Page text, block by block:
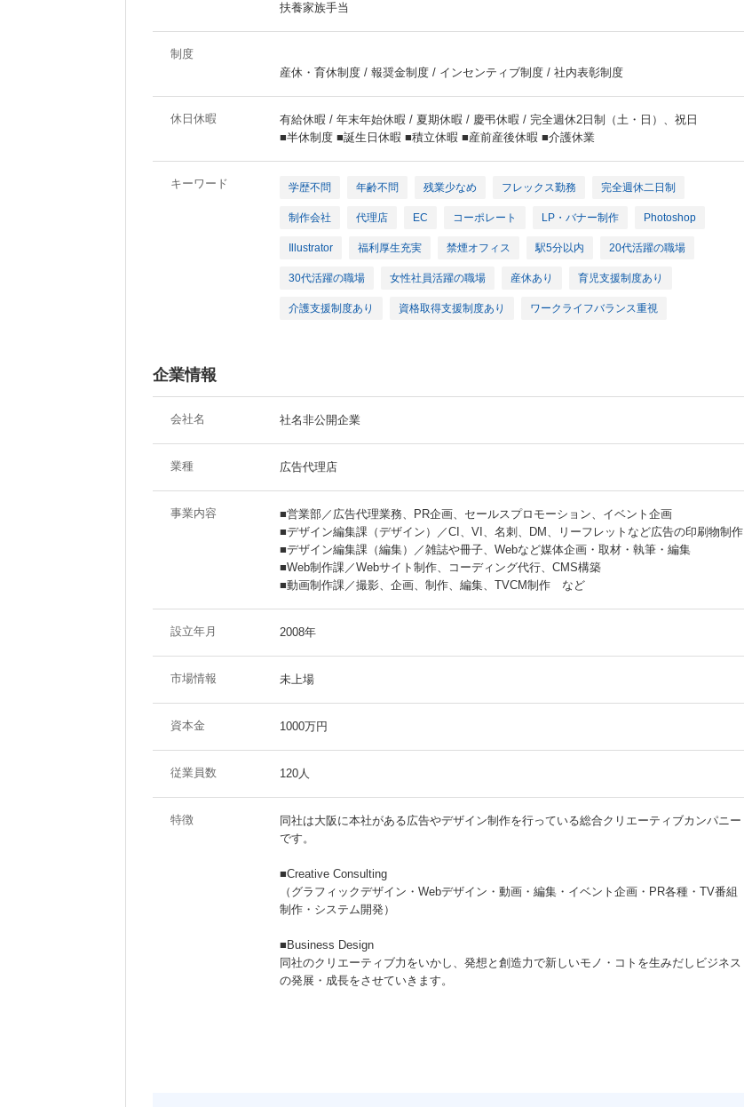
扶養家族手当
制度
産休・育休制度 / 報奨金制度 / インセンティブ制度 / 社内表彰制度
休日休暇
有給休暇 / 年末年始休暇 / 夏期休暇 / 慶弔休暇 / 完全週休2日制（土・日）、祝日
■半休制度 ■誕生日休暇 ■積立休暇 ■産前産後休暇 ■介護休業
キーワード 学歴不問 年齢不問 残業少なめ フレックス勤務 完全週休二日制
制作会社 代理店 EC コーポレート LP・バナー制作 Photoshop
Illustrator 福利厚生充実 禁煙オフィス 駅5分以内 20代活躍の職場
30代活躍の職場 女性社員活躍の職場 産休あり 育児支援制度あり
介護支援制度あり 資格取得支援制度あり ワークライフバランス重視
企業情報
会社名 社名非公開企業
業種 広告代理店
事業内容
■営業部／広告代理業務、PR企画、セールスプロモーション、イベント企画
■デザイン編集課（デザイン）／CI、VI、名刺、DM、リーフレットなど広告の印刷物制作
■デザイン編集課（編集）／雑誌や冊子、Webなど媒体企画・取材・執筆・編集
■Web制作課／Webサイト制作、コーディング代行、CMS構築
■動画制作課／撮影、企画、制作、編集、TVCM制作 など
設立年月 2008年
市場情報 未上場
資本金 1000万円
従業員数 120人
特徴
同社は大阪に本社がある広告やデザイン制作を行っている総合クリエーティブカンパニー
です。
■Creative Consulting
（グラフィックデザイン・Webデザイン・動画・編集・イベント企画・PR各種・TV番組
制作・システム開発）
■Business Design
同社のクリエーティブ力をいかし、発想と創造力で新しいモノ・コトを生みだしビジネス
の発展・成長をさせていきます。